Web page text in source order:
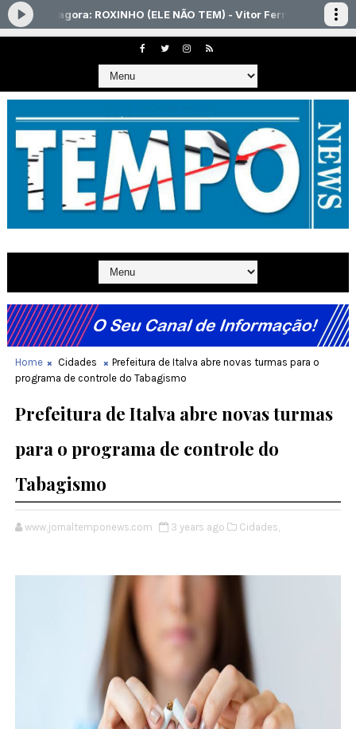
Home Cidades
Prefeitura de Italva abre novas turmas para o
programa de controle do Tabagismo
Prefeitura de Italva abre novas turmas
para o programa de controle do
Tabagismo
www.jornaltemponews.com 3 years ago Cidades,